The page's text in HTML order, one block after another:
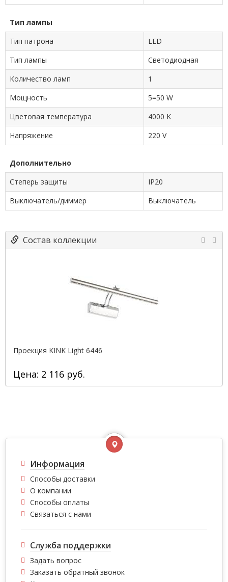
Тип лампы
Тип патрона
LED
Тип лампы
Cветодиодная
Количество ламп
1
Мощность
5=50 W
Цветовая температура
4000 K
Напряжение
220 V
Дополнительно
Степерь защиты
IP20
Выключатель/диммер
Выключатель
Состав коллекции
Проекция KINK Light 6446
Цена: 2 116 руб.
Информация
Способы доставки
О компании
Способы оплаты
Связаться с нами
Служба поддержки
Задать вопрос
Заказать обратный звонок